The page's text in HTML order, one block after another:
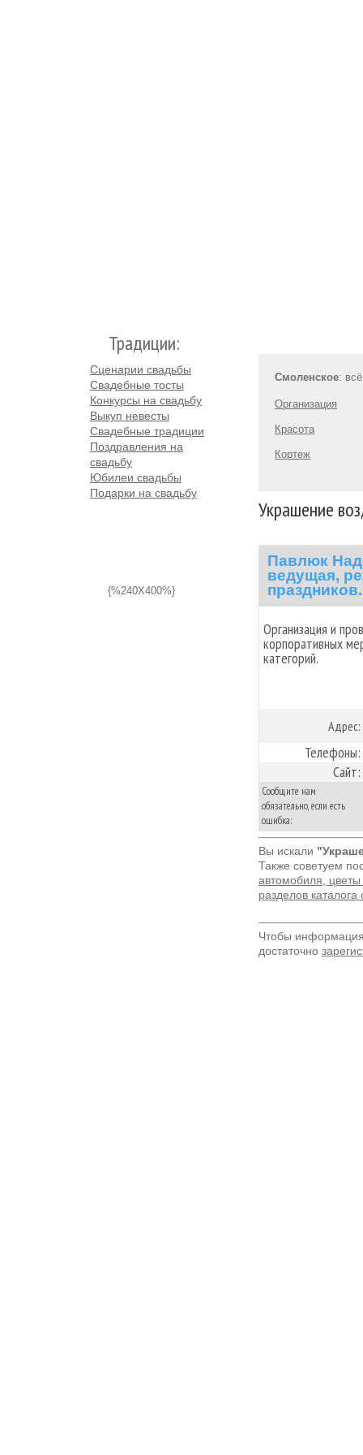
Традиции:
Сценарии свадьбы
Свадебные тосты
Конкурсы на свадьбу
Выкуп невесты
Свадебные традиции
Поздравления на
свадьбу
Юбилеи свадьбы
Подарки на свадьбу
{%240X400%}
Смоленское:
Организация
Красота
Кортеж
Украшение
Павлюк
ведущая,
праздников.
Организация и
корпоративных
категорий.
Адрес:
Телефоны:
Сайт:
Сообщите нам
обязательно, если есть
ошибка:
Вы искали
Также советуем
автомобиля,
разделов
Чтобы
достаточно